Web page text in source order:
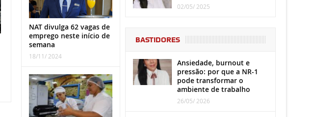
NAT divulga 62 vagas de
emprego neste início de
semana
18/11/ 2024
02/05/ 2025
BASTIDORES
Ansiedade, burnout e
pressão: por que a NR-1
pode transformar o
ambiente de trabalho
26/05/ 2026